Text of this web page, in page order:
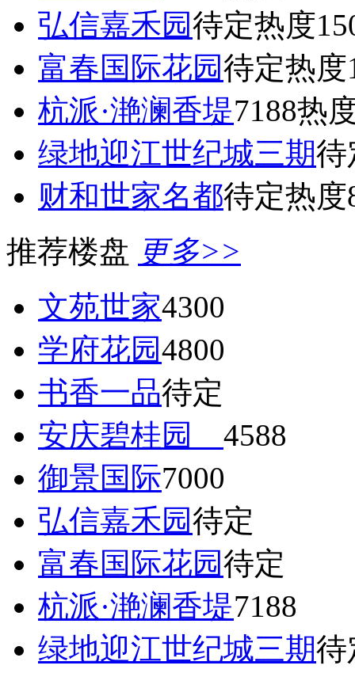
弘信嘉禾园待定热度
富春国际花园待定热度
杭派·滟澜香堤7188热
绿地迎江世纪城三期待
财和世家名都待定热度
推荐楼盘 更多>>
文苑世家4300
学府花园4800
书香一品待定
安庆碧桂园 4588
御景国际7000
弘信嘉禾园待定
富春国际花园待定
杭派·滟澜香堤7188
绿地迎江世纪城三期待